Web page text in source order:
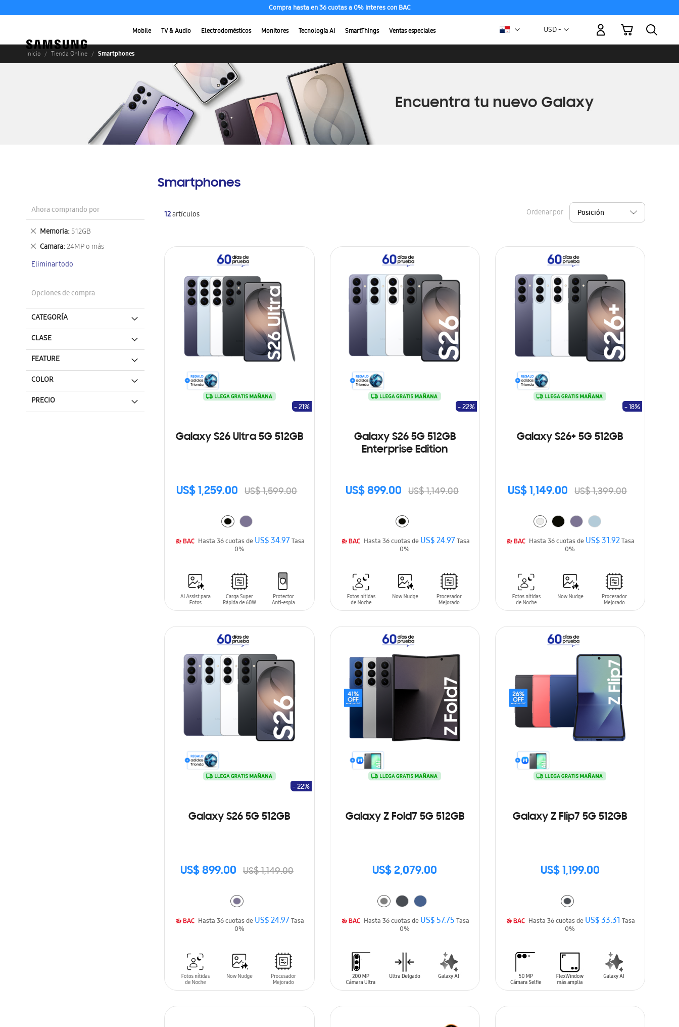
Compra hasta en 36 cuotas a 0% interes con BAC
Mobile TV & Audio Electrodomésticos Monitores Tecnología AI SmartThings Ventas especiales Moneda
USD -
Mi carrito
Inicio Tienda Online Smartphones
Smartphones
12artículos Ordenar por
Galaxy S26 Ultra 5G 512GB
US$ 1,259.00 US$ 1,599.00
- 21%
Hasta 36 cuotas deUS$ 34.97Tasa
0%
AÑADIR AL CARRITO
Galaxy S26 5G 512GB
Enterprise Edition
US$ 899.00 US$ 1,149.00
- 22%
Hasta 36 cuotas deUS$ 24.97Tasa
0%
AÑADIR AL CARRITO
Galaxy S26+ 5G 512GB
US$ 1,149.00 US$ 1,399.00
- 18%
Hasta 36 cuotas deUS$ 31.92Tasa
0%
AÑADIR AL CARRITO
Galaxy S26 5G 512GB
US$ 899.00 US$ 1,149.00
- 22%
Hasta 36 cuotas deUS$ 24.97Tasa
0%
Galaxy Z Fold7 5G 512GB
US$ 2,079.00
Hasta 36 cuotas deUS$ 57.75Tasa
0%
Galaxy Z Flip7 5G 512GB
US$ 1,199.00
Hasta 36 cuotas deUS$ 33.31 Tasa
0%
Ahora comprando por
Memoria 512GB
Eliminar
este
artículo
Camara 24MP o más
Eliminar
artículo
Eliminar todo
Opciones de compra
CATEGORÍA
CLASE
FEATURE
COLOR
PRECIO